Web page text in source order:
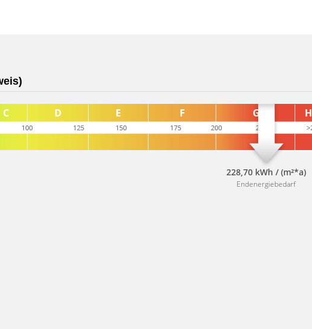
228,70 kWh / (m²*a)
Endenergiebedarf